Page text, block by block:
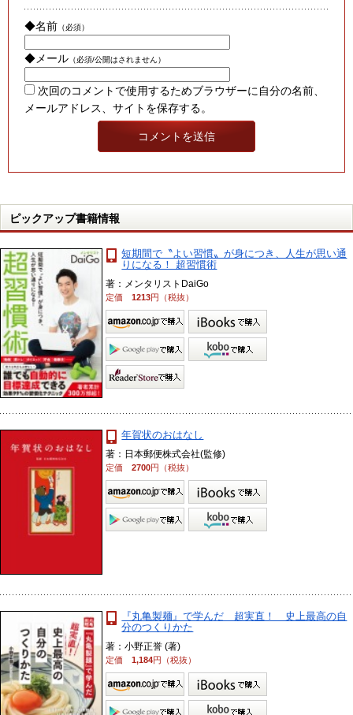
◆名前 （必須）
◆メール （必須/公開はされません）
次回のコメントで使用するためブラウザーに自分の名前、
メールアドレス、サイトを保存する。
ピックアップ書籍情報
短期間で〝よい習慣〟が身につき、人生が思い通
りになる！ 超習慣術
著：メンタリストDaiGo
定価1213円（税抜）
年賀状のおはなし
著：日本郵便株式会社(監修)
定価2700円（税抜）
『丸亀製麺』で学んだ 超実直！ 史上最高の自
分のつくりかた
著：小野正誉 (著)
定価1,184円（税抜）